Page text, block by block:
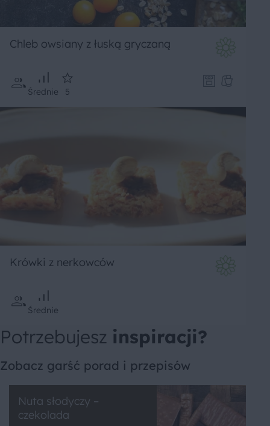
Chleb owsiany z łuską gryczaną
Średnie 5
Krówki z nerkowców
Średnie
Potrzebujesz inspiracji?
Zobacz garść porad i przepisów
Nuta słodyczy –
czekolada